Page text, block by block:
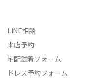
LINE相談
来店予約
宅配試着フォーム
ドレス予約フォーム